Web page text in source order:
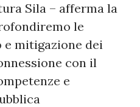
Sila – afferma la
le
mitigazione dei
con il
e